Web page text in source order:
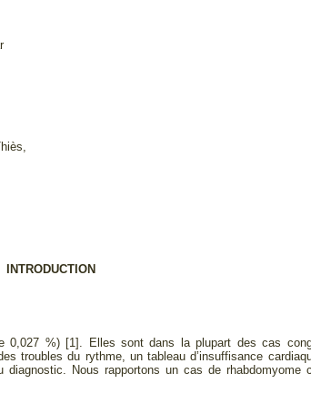
INTRODUCTION
0,027 %) [1]. Elles sont dans la plupart des cas
troubles du rythme, un tableau d’insuffisance
diagnostic. Nous rapportons un cas de rhabdomyome